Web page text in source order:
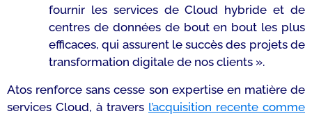
fournir les services de Cloud hybride et de
centres de données de bout en bout les plus
efficaces, qui assurent le succès des projets de
transformation digitale de nos clients ».
Atos renforce sans cesse son expertise en matière de
services Cloud, à travers l’acquisition recente comme